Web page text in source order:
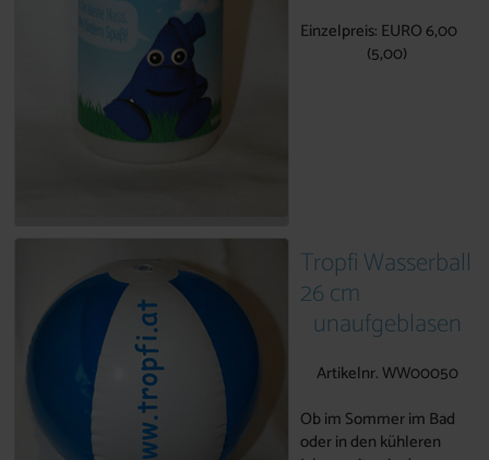
Einzelpreis: EURO 6,00
(5,00)
Tropfi Wasserball
26 cm
unaufgeblasen
Artikelnr. WW00050
Ob im Sommer im Bad
oder in den kühleren